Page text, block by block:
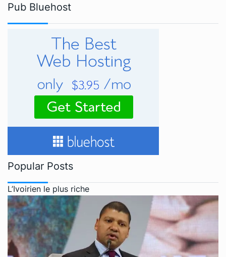
Pub Bluehost
Popular Posts
L’Ivoirien le plus riche